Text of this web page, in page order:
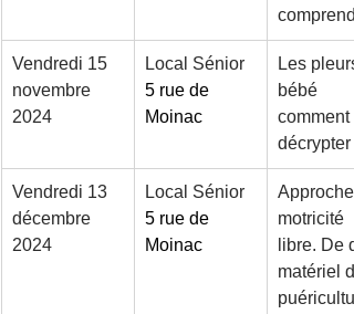
Vendredi 15
novembre
2024
Local Sénior
5 rue de
Moinac
Les
bébé
comment
décrypter
Vendredi 13
décembre
2024
Local Sénior
5 rue de
Moinac
Approche
motricité
libre. De
matériel